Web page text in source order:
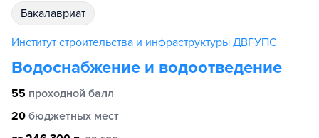
бакалавриат
Институт строительства и инфраструктуры ДВГУПС
Водоснабжение и водоотведение
55 проходной балл
20 бюджетных мест